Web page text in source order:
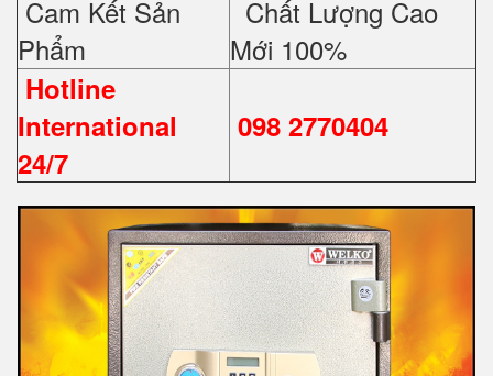
Cam Kết Sản
Phẩm
Chất Lượng Cao
Mới 100%
Hotline
International
24/7
098 2770404